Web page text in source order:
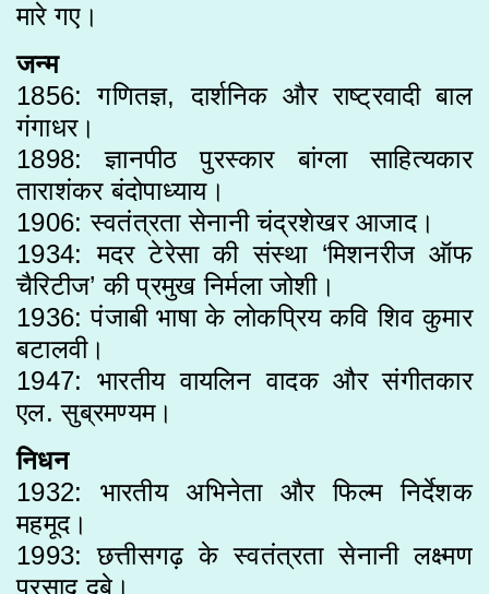
मारे गए।
जन्म
1856: गणितज्ञ, दार्शनिक और राष्ट्रवादी बाल
गंगाधर।
1898: ज्ञानपीठ पुरस्कार बांग्ला साहित्यकार
ताराशंकर बंदोपाध्याय।
1906: स्वतंत्रता सेनानी चंद्रशेखर आजाद।
1934: मदर टेरेसा की संस्था ‘मिशनरीज ऑफ
चैरिटीज’ की प्रमुख निर्मला जोशी।
1936: पंजाबी भाषा के लोकप्रिय कवि शिव कुमार
बटालवी।
1947: भारतीय वायलिन वादक और संगीतकार
एल. सुब्रमण्यम।
निधन
1932: भारतीय अभिनेता और फिल्म निर्देशक
महमूद।
1993: छत्तीसगढ़ के स्वतंत्रता सेनानी लक्ष्मण
प्रसाद दुबे।